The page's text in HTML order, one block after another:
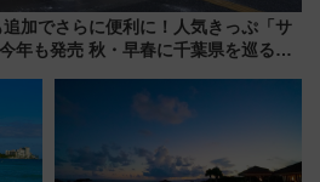
追加でさらに便利に！人気きっぷ「サ
年も発売 秋・早春に千葉県を巡るな